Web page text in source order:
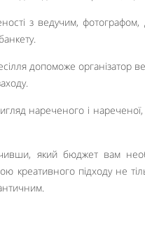
з ведучим, фотографом,
допоможе організатор
нареченого і
який бюджет вам
креативного підходу не